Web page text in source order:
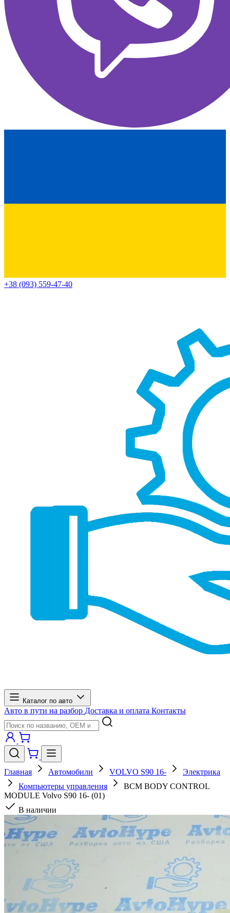
+38 (093) 559-47-40
Каталог по авто
Авто в пути на разбор Доставка и оплата Контакты
Главная Автомобили VOLVO S90 16-
Электрика
Компьютеры управления
BCM BODY CONTROL
MODULE Volvo S90 16- (01)
В наличии